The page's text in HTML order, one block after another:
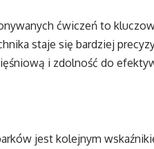
ćwiczeń to
staje się bardziej
i zdolność do
jest kolejnym